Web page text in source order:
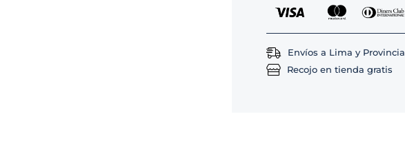
Envíos a Lima y Provincia
Recojo en tienda gratis